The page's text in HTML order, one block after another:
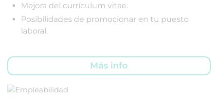
Mejora del currículum vitae.
Posibilidades de promocionar en tu puesto
laboral.
Más info